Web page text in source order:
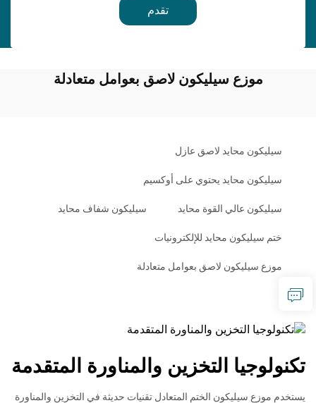
تقدم
موزع سيليكون لاصق بعوامل متعادلة
سيليكون محايد لاصق عازل
سيليكون محايد يحتوي على أوكسيم
سيليكون عالي القوة محايد سيليكون شفاف محايد
ختم سيليكون محايد للإلكترونيات
موزع سيليكون لاصق بعوامل متعادلة
تكنولوجيا التخزين والمناورة المتقدمة
يستخدم موزع سيليكون الختم المتعادل تقنيات حديثة في التخزين والمناورة